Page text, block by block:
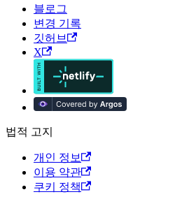
블로그
변경 기록
깃허브
X
법적 고지
개인 정보
이용 약관
쿠키 정책